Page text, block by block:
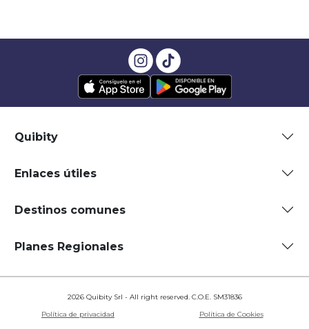
Quibity
Enlaces útiles
Destinos comunes
Planes Regionales
2026 Quibity Srl - All right reserved. C.O.E. SM31836
Política de privacidad
Política de Cookies